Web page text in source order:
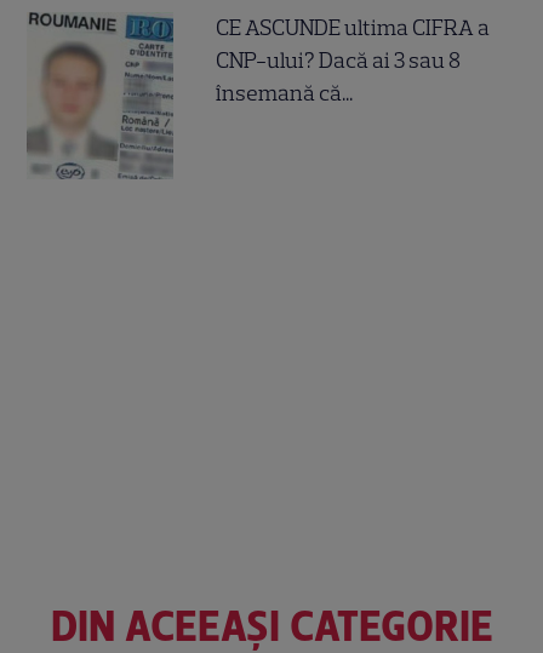
CE ASCUNDE ultima CIFRA a
CNP-ului? Dacă ai 3 sau 8
însemană că...
DIN ACEEAȘI CATEGORIE